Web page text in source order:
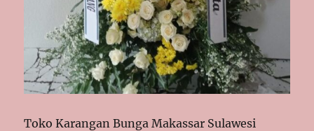
Toko Karangan Bunga Makassar Sulawesi